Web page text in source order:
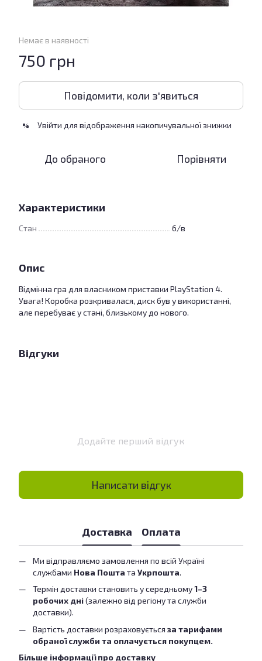
Немає в наявності
750 грн
Повідомити, коли з'явиться
% Увійти для відображення накопичувальної знижки
До обраного Порівняти
Характеристики
Стан б/в
Опис
Відмінна гра для власником приставки PlayStation 4.
Увага! Коробка розкривалася, диск був у використанні,
але перебуває у стані, близькому до нового.
Відгуки
Додайте перший відгук
Написати відгук
Доставка Оплата
Ми відправляємо замовлення по всій Україні
службами Нова Пошта та Укрпошта.
Термін доставки становить у середньому1–3
робочих дні(залежно від регіону та служби
доставки).
Вартість доставки розраховується за тарифами
обраної служби та оплачується покупцем.
Більше інформації про доставку